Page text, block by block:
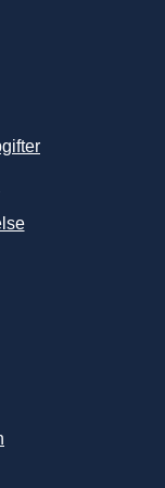
annan webbplats,